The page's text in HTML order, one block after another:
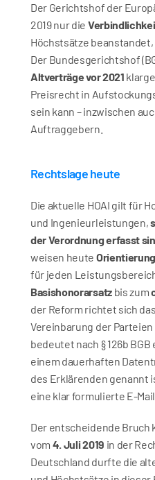
Der Gerichtshof der
2019 nur die
Höchstsätze beanstandet,
Altverträge vor 2021
Preisrecht in
sein kann – inzwischen
Auftraggebern.
Rechtslage heute
Die aktuelle HOAI gilt für
und Ingenieurleistungen,
der Verordnung erfasst
weisen heute
Basishonorarsatz bis zum
der Reform richtet sich
Vereinbarung der Parteien
bedeutet nach § 126b
einem dauerhaften
des Erklärenden genannt
eine klar formulierte
Der entscheidende Bruch
vom 4. Juli 2019 in der
Deutschland durfte die